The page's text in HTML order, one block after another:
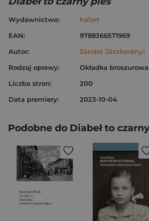
Wydawnictwo:
ha!art
EAN:
9788366571969
Autor:
Sándor Jászberényi
Rodzaj oprawy:
Okładka
Liczba stron:
200
Data premiery:
2023-10-04
Podobne do Diabeł to